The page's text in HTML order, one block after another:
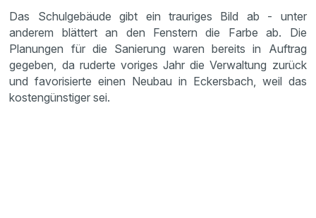
Das Schulgebäude gibt ein trauriges Bild ab - unter
anderem blättert an den Fenstern die Farbe ab. Die
Planungen für die Sanierung waren bereits in Auftrag
gegeben, da ruderte voriges Jahr die Verwaltung zurück
und favorisierte einen Neubau in Eckersbach, weil das
kostengünstiger sei.